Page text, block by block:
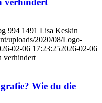
verhindert
994 1491 Lisa Keskin
uploads/2020/08/Logo-
02-06 17:23:252026-02-06
verhindert
Wie du die